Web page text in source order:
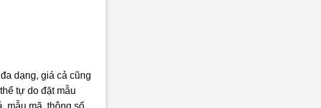
dạng, giá cả cũng
tự do đặt mẫu
mẫu mã, thông số.